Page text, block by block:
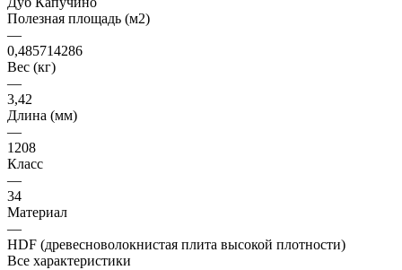
Полезная площадь (м2)
—
0,485714286
Вес (кг)
—
3,42
Длина (мм)
—
1208
Класс
—
34
Материал
—
HDF (древесноволокнистая плита высокой плотности)
Все характеристики